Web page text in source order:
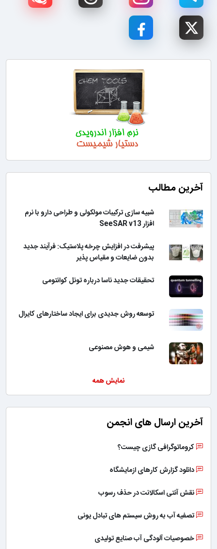
آخرین مطالب
شبیه سازی ترکیبات مولکولی و طراحی دارو با نرم
افزار SeeSAR v13
پیشرفت در افزایش چرخه پلاستیک: فرآیند جدید
بدون ضایعات و مقیاس پذیر
تحقیقات جدید ناسا درباره تونل کوانتومی
توسعه روش جدیدی برای ایجاد ساختارهای کایرال
شیمی و هوش مصنوعی
نمایش همه
آخرین ارسال های انجمن
کروماتوگرافی گازی چیست؟
دانلود گزارش کارهای ازمایشگاه
نقش آنتی اسکالانت در حذف رسوب
تصفیه آب به روش سیستم های تبادل یونی
خصوصیات آلودگی آب صنایع تولیدی